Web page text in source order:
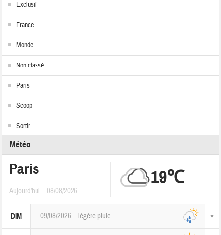
Exclusif
France
Monde
Non classé
Paris
Scoop
Sortir
Météo
Paris
Aujourd'hui 08/08/2026
19℃
DIM 09/08/2026 légère pluie